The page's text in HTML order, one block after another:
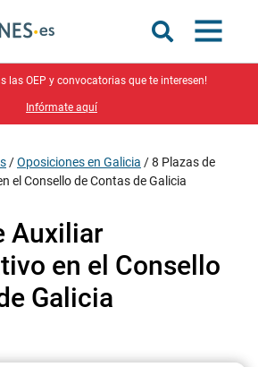
las OEP y convocatorias que te interesen!
Infórmate aquí
/Oposiciones en Galicia /8 Plazas de
el Consello de Contas de Galicia
Auxiliar
en el Consello
Galicia